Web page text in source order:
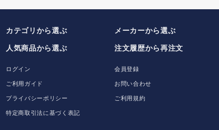
カテゴリから選ぶ メーカーから選ぶ
人気商品から選ぶ
注文履歴から再注文
ログイン
会員登録
ご利用ガイド
お問い合わせ
プライバシーポリシー
ご利用規約
特定商取引法に基づく表記